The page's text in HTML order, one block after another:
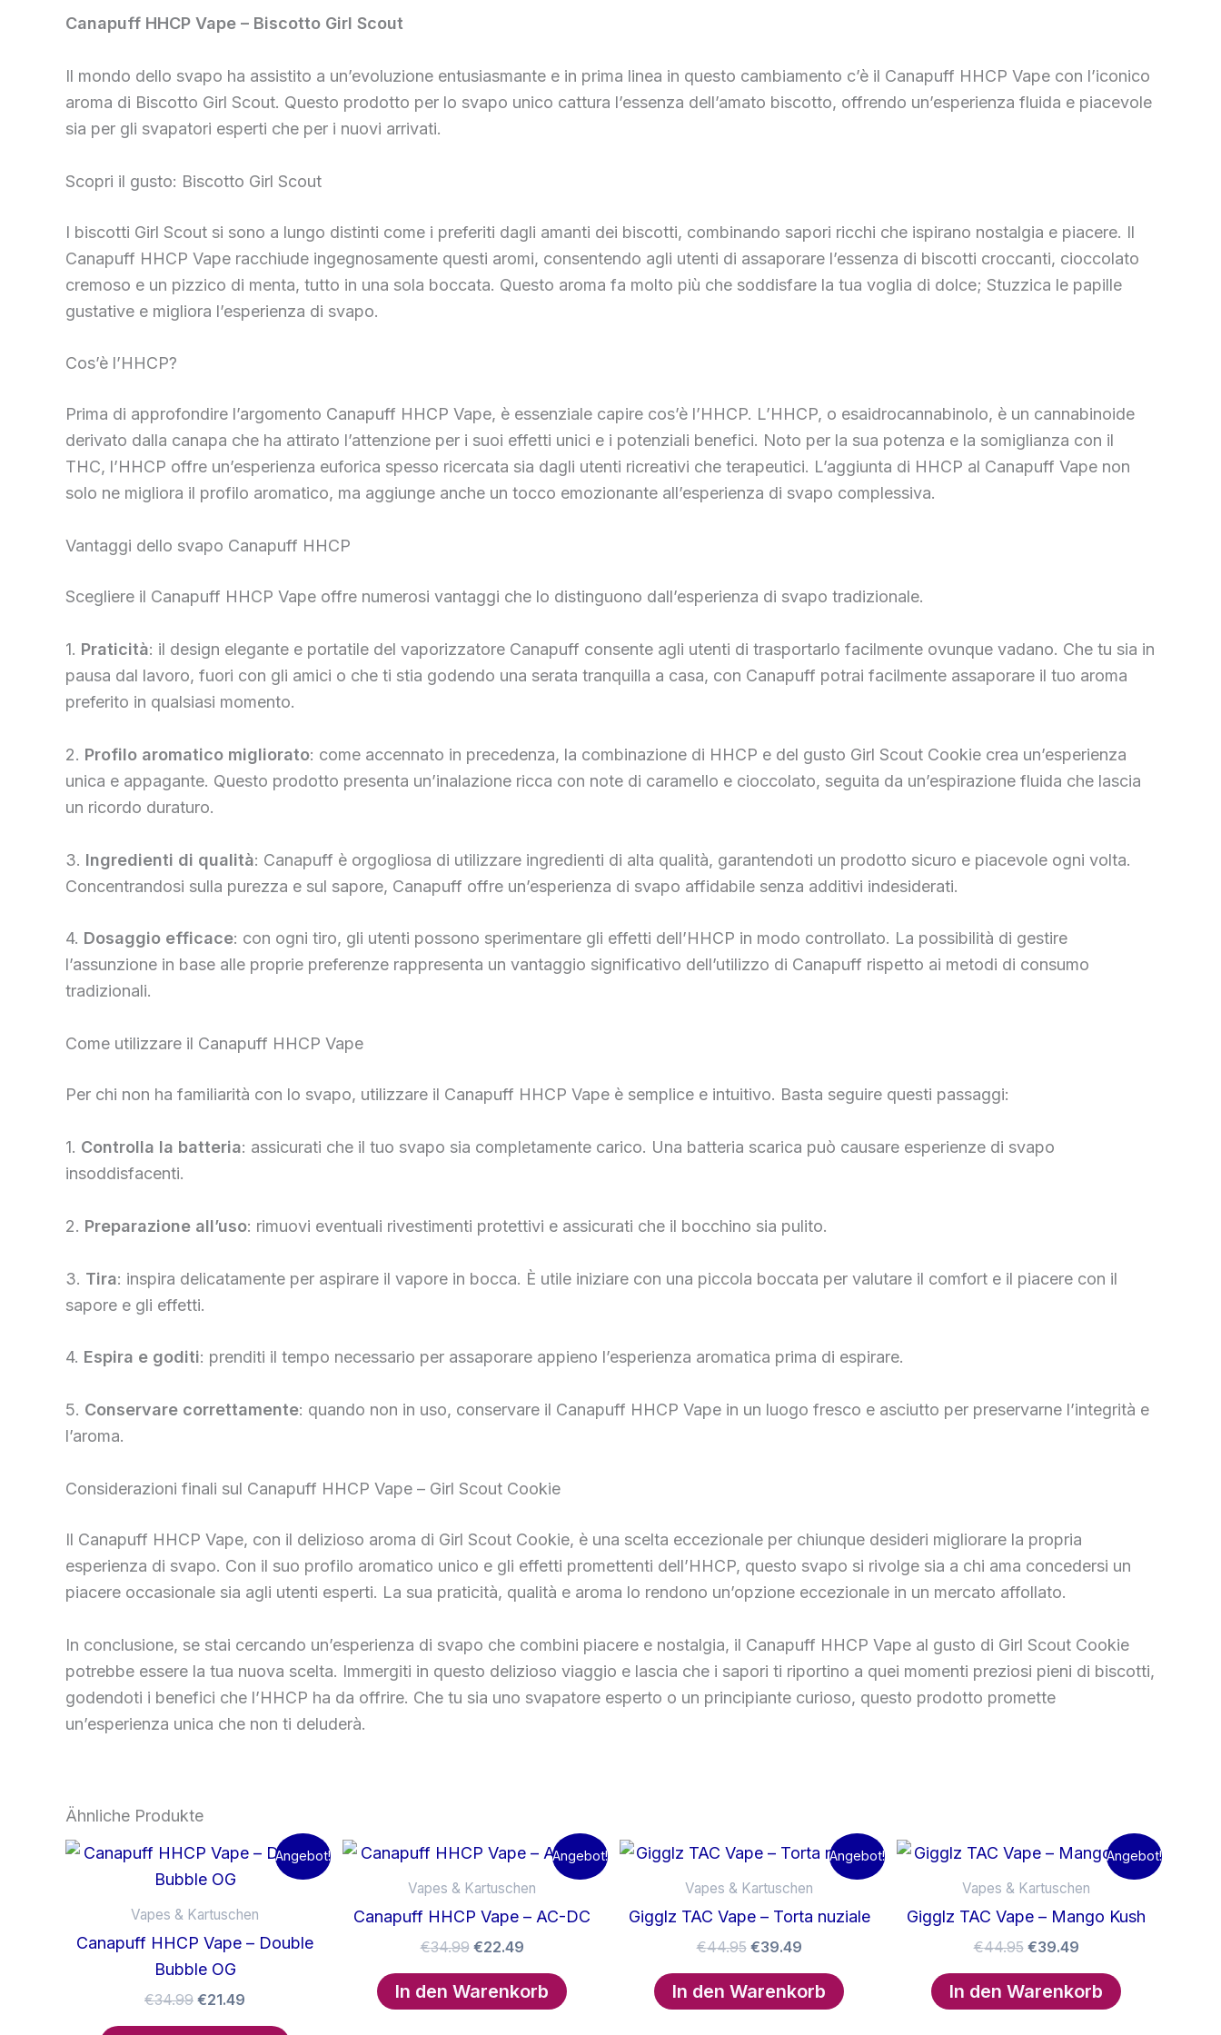
Canapuff HHCP Vape – Biscotto Girl Scout
Il mondo dello svapo ha assistito a un’evoluzione entusiasmante e in prima linea in questo cambiamento c’è il Canapuff HHCP Vape con l’iconico
aroma di Biscotto Girl Scout. Questo prodotto per lo svapo unico cattura l’essenza dell’amato biscotto, offrendo un’esperienza fluida e piacevole
sia per gli svapatori esperti che per i nuovi arrivati.
Scopri il gusto: Biscotto Girl Scout
I biscotti Girl Scout si sono a lungo distinti come i preferiti dagli amanti dei biscotti, combinando sapori ricchi che ispirano nostalgia e piacere. Il
Canapuff HHCP Vape racchiude ingegnosamente questi aromi, consentendo agli utenti di assaporare l’essenza di biscotti croccanti, cioccolato
cremoso e un pizzico di menta, tutto in una sola boccata. Questo aroma fa molto più che soddisfare la tua voglia di dolce; Stuzzica le papille
gustative e migliora l’esperienza di svapo.
Cos’è l’HHCP?
Prima di approfondire l’argomento Canapuff HHCP Vape, è essenziale capire cos’è l’HHCP. L’HHCP, o esaidrocannabinolo, è un cannabinoide
derivato dalla canapa che ha attirato l’attenzione per i suoi effetti unici e i potenziali benefici. Noto per la sua potenza e la somiglianza con il
THC, l’HHCP offre un’esperienza euforica spesso ricercata sia dagli utenti ricreativi che terapeutici. L’aggiunta di HHCP al Canapuff Vape non
solo ne migliora il profilo aromatico, ma aggiunge anche un tocco emozionante all’esperienza di svapo complessiva.
Vantaggi dello svapo Canapuff HHCP
Scegliere il Canapuff HHCP Vape offre numerosi vantaggi che lo distinguono dall’esperienza di svapo tradizionale.
1. Praticità: il design elegante e portatile del vaporizzatore Canapuff consente agli utenti di trasportarlo facilmente ovunque vadano. Che tu sia in
pausa dal lavoro, fuori con gli amici o che ti stia godendo una serata tranquilla a casa, con Canapuff potrai facilmente assaporare il tuo aroma
preferito in qualsiasi momento.
2. Profilo aromatico migliorato: come accennato in precedenza, la combinazione di HHCP e del gusto Girl Scout Cookie crea un’esperienza
unica e appagante. Questo prodotto presenta un’inalazione ricca con note di caramello e cioccolato, seguita da un’espirazione fluida che lascia
un ricordo duraturo.
3. Ingredienti di qualità: Canapuff è orgogliosa di utilizzare ingredienti di alta qualità, garantendoti un prodotto sicuro e piacevole ogni volta.
Concentrandosi sulla purezza e sul sapore, Canapuff offre un’esperienza di svapo affidabile senza additivi indesiderati.
4. Dosaggio efficace: con ogni tiro, gli utenti possono sperimentare gli effetti dell’HHCP in modo controllato. La possibilità di gestire
l’assunzione in base alle proprie preferenze rappresenta un vantaggio significativo dell’utilizzo di Canapuff rispetto ai metodi di consumo
tradizionali.
Come utilizzare il Canapuff HHCP Vape
Per chi non ha familiarità con lo svapo, utilizzare il Canapuff HHCP Vape è semplice e intuitivo. Basta seguire questi passaggi:
1. Controlla la batteria: assicurati che il tuo svapo sia completamente carico. Una batteria scarica può causare esperienze di svapo
insoddisfacenti.
2. Preparazione all’uso: rimuovi eventuali rivestimenti protettivi e assicurati che il bocchino sia pulito.
3. Tira: inspira delicatamente per aspirare il vapore in bocca. È utile iniziare con una piccola boccata per valutare il comfort e il piacere con il
sapore e gli effetti.
4. Espira e goditi: prenditi il ​​tempo necessario per assaporare appieno l’esperienza aromatica prima di espirare.
5. Conservare correttamente: quando non in uso, conservare il Canapuff HHCP Vape in un luogo fresco e asciutto per preservarne l’integrità e
l’aroma.
Considerazioni finali sul Canapuff HHCP Vape – Girl Scout Cookie
Il Canapuff HHCP Vape, con il delizioso aroma di Girl Scout Cookie, è una scelta eccezionale per chiunque desideri migliorare la propria
esperienza di svapo. Con il suo profilo aromatico unico e gli effetti promettenti dell’HHCP, questo svapo si rivolge sia a chi ama concedersi un
piacere occasionale sia agli utenti esperti. La sua praticità, qualità e aroma lo rendono un’opzione eccezionale in un mercato affollato.
In conclusione, se stai cercando un’esperienza di svapo che combini piacere e nostalgia, il Canapuff HHCP Vape al gusto di Girl Scout Cookie
potrebbe essere la tua nuova scelta. Immergiti in questo delizioso viaggio e lascia che i sapori ti riportino a quei momenti preziosi pieni di biscotti,
godendoti i benefici che l’HHCP ha da offrire. Che tu sia uno svapatore esperto o un principiante curioso, questo prodotto promette
un’esperienza unica che non ti deluderà.
Ähnliche Produkte
Angebot!
Vapes & Kartuschen
Canapuff HHCP Vape – Double
Bubble OG
€34.99 Ursprünglicher
€21.49
Angebot!
Vapes & Kartuschen
Canapuff HHCP Vape – AC-DC
€34.99 Ursprünglicher
war:
€34.99
€22.49Aktueller
ist:
€22.49.
In den Warenkorb
Angebot!
Vapes & Kartuschen
Gigglz TAC Vape – Torta nuziale
€44.95 Ursprünglicher
war:
€44.95
€39.49Aktueller
ist:
€39.49.
In den Warenkorb
Angebot!
Vapes & Kartuschen
Gigglz TAC Vape – Mango Kush
€44.95 Ursprünglicher
war:
€44.95
€39.49Aktueller
ist:
€39.49.
In den Warenkorb